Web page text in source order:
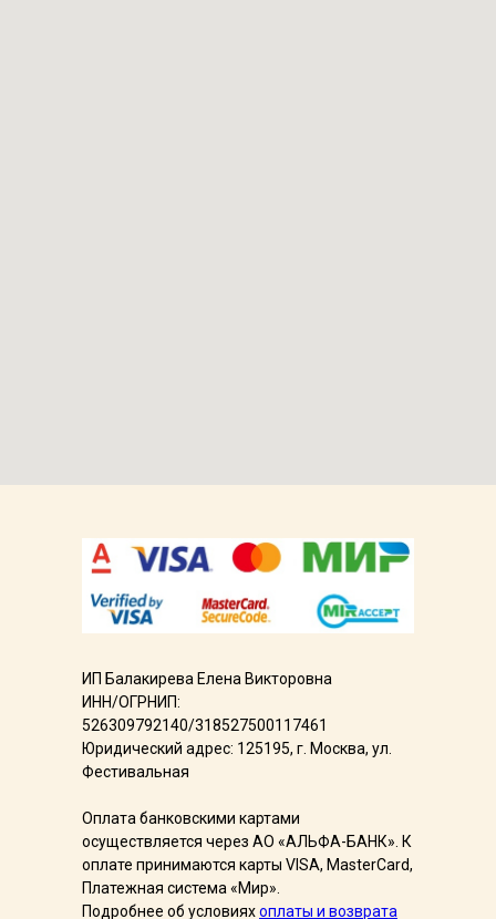
ИП Балакирева Елена Викторовна
ИНН/ОГРНИП:
526309792140/318527500117461
Юридический адрес: 125195, г. Москва, ул.
Фестивальная
Оплата банковскими картами
осуществляется через АО «АЛЬФА-БАНК». К
оплате принимаются карты VISA, MasterCard,
Платежная система «Мир».
Подробнее об условияxоплаты и возврата